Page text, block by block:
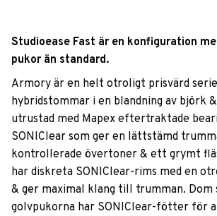
Studioease Fast är en konfiguration
pukor än standard.
Armory är en helt otroligt prisvärd
hybridstommar i en blandning av björk
utrustad med Mapex eftertraktade
SONIClear som ger en lättstämd
kontrollerade övertoner & ett grymt
har diskreta SONIClear-rims med en
& ger maximal klang till trumman. Dom
golvpukorna har SONIClear-fötter för